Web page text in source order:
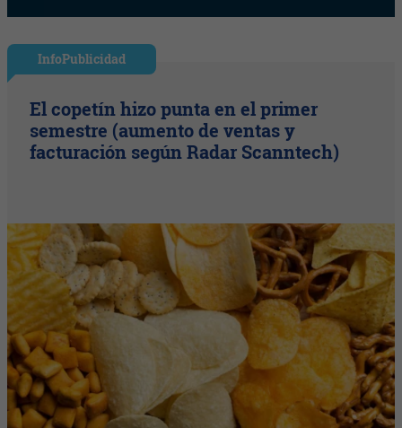
InfoPublicidad
El copetín hizo punta en el primer
semestre (aumento de ventas y
facturación según Radar Scanntech)